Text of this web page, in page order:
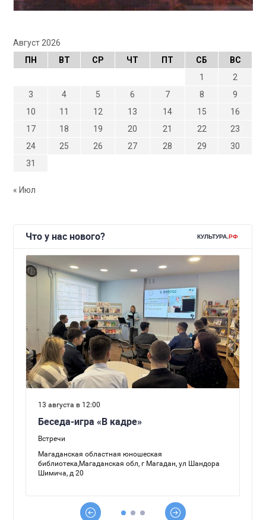
Август 2026
ПН
ВТ СР ЧТ ПТ СБ
ВС
1
2
3
4 5 6 7 8
9
10
11 12 13 14 15
16
17
18 19 20 21 22
23
24
25 26 27 28 29
30
31
« Июл